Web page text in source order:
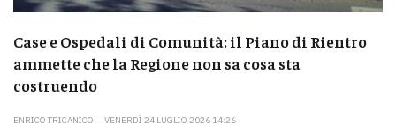
Case e Ospedali di Comunità: il Piano di Rientro
ammette che la Regione non sa cosa sta
costruendo
ENRICO TRICANICO VENERDÌ 24 LUGLIO 2026 14:26